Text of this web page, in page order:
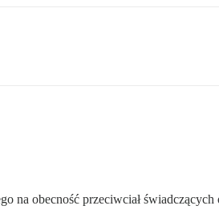
na obecność przeciwciał